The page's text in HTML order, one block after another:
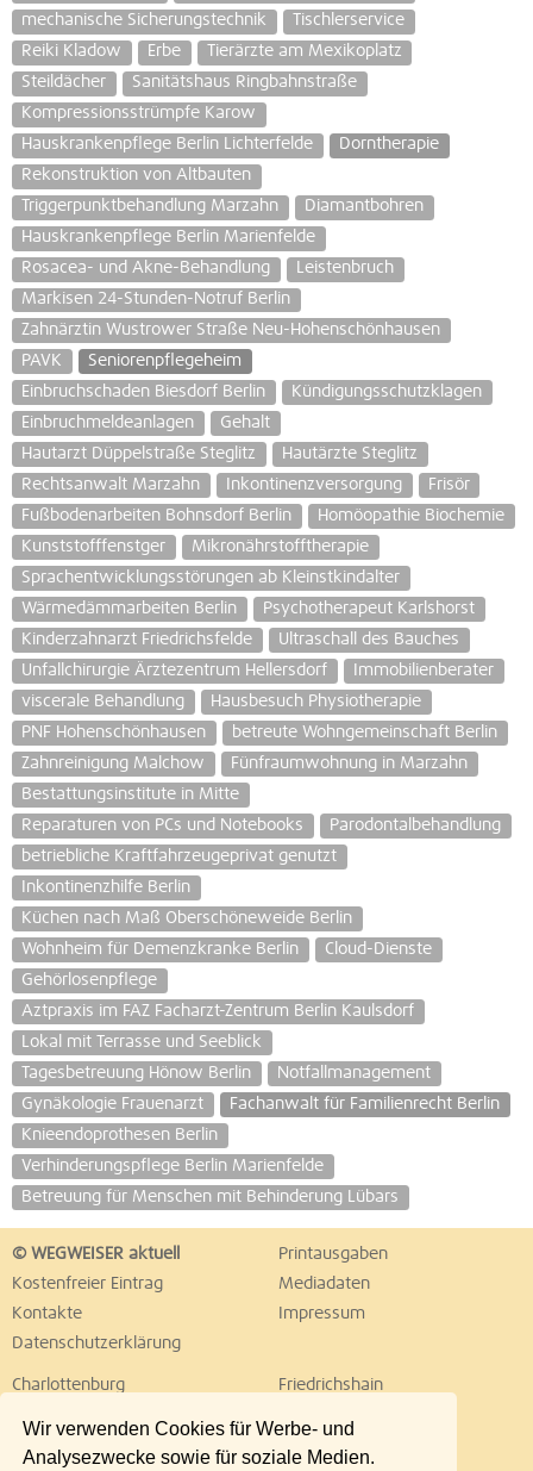
Wir verwenden Cookies für Werbe- und
Analysezwecke sowie für soziale Medien.
mechanische Sicherungstechnik
Tischlerservice
Reiki Kladow
Erbe
Tierärzte am Mexikoplatz
Steildächer
Sanitätshaus Ringbahnstraße
Kompressionsstrümpfe Karow
Hauskrankenpflege Berlin Lichterfelde
Dorntherapie
Rekonstruktion von Altbauten
Triggerpunktbehandlung Marzahn
Diamantbohren
Hauskrankenpflege Berlin Marienfelde
Rosacea- und Akne-Behandlung
Leistenbruch
Markisen 24-Stunden-Notruf Berlin
Zahnärztin Wustrower Straße Neu-Hohenschönhausen
PAVK
Seniorenpflegeheim
Einbruchschaden Biesdorf Berlin
Kündigungsschutzklagen
Einbruchmeldeanlagen
Gehalt
Hautarzt Düppelstraße Steglitz
Hautärzte Steglitz
Rechtsanwalt Marzahn
Inkontinenzversorgung
Frisör
Fußbodenarbeiten Bohnsdorf Berlin
Homöopathie Biochemie
Kunststofffenstger
Mikronährstofftherapie
Sprachentwicklungsstörungen ab Kleinstkindalter
Wärmedämmarbeiten Berlin
Psychotherapeut Karlshorst
Kinderzahnarzt Friedrichsfelde
Ultraschall des Bauches
Unfallchirurgie Ärztezentrum Hellersdorf
Immobilienberater
viscerale Behandlung
Hausbesuch Physiotherapie
PNF Hohenschönhausen
betreute Wohngemeinschaft Berlin
Zahnreinigung Malchow
Fünfraumwohnung in Marzahn
Bestattungsinstitute in Mitte
Reparaturen von PCs und Notebooks
Parodontalbehandlung
betriebliche Kraftfahrzeugeprivat genutzt
Inkontinenzhilfe Berlin
Küchen nach Maß Oberschöneweide Berlin
Wohnheim für Demenzkranke Berlin
Cloud-Dienste
Gehörlosenpflege
Aztpraxis im FAZ Facharzt-Zentrum Berlin Kaulsdorf
Lokal mit Terrasse und Seeblick
Tagesbetreuung Hönow Berlin
Notfallmanagement
Gynäkologie Frauenarzt
Fachanwalt für Familienrecht Berlin
Knieendoprothesen Berlin
Verhinderungspflege Berlin Marienfelde
Betreuung für Menschen mit Behinderung Lübars
© WEGWEISER aktuell
Printausgaben
Kostenfreier Eintrag
Mediadaten
Kontakte
Impressum
Datenschutzerklärung
Charlottenburg
Friedrichshain